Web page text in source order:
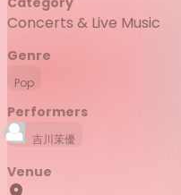
Concerts & Live Music
Genre
Pop
Performers
吉川茉優
Venue